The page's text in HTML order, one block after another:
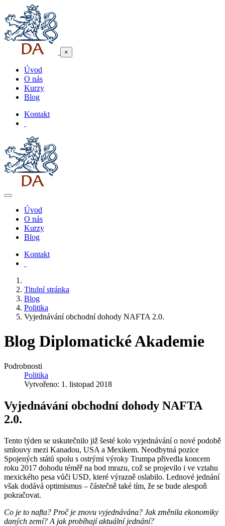
×
Úvod
O nás
Kurzy
Blog
Kontakt
Úvod
O nás
Kurzy
Blog
Kontakt
Titulní stránka
Blog
Politika
Vyjednávání obchodní dohody NAFTA 2.0.
Blog Diplomatické Akademie
Podrobnosti
Politika
Vytvořeno: 1. listopad 2018
Vyjednávání obchodní dohody NAFTA
2.0.
Tento týden se uskutečnilo již šesté kolo vyjednávání o nové podobě
smlouvy mezi Kanadou, USA a Mexikem. Neodbytná pozice
Spojených států spolu s ostrými výroky Trumpa přivedla koncem
roku 2017 dohodu téměř na bod mrazu, což se projevilo i ve vztahu
mexického pesa vůči USD, které výrazně oslabilo. Lednové jednání
však dodává optimismus – částečně také tím, že se bude alespoň
pokračovat.
Co je to nafta? Proč je znovu vyjednávána? Jak změnila ekonomiky
daných zemí? A jak probíhají aktuální jednání?